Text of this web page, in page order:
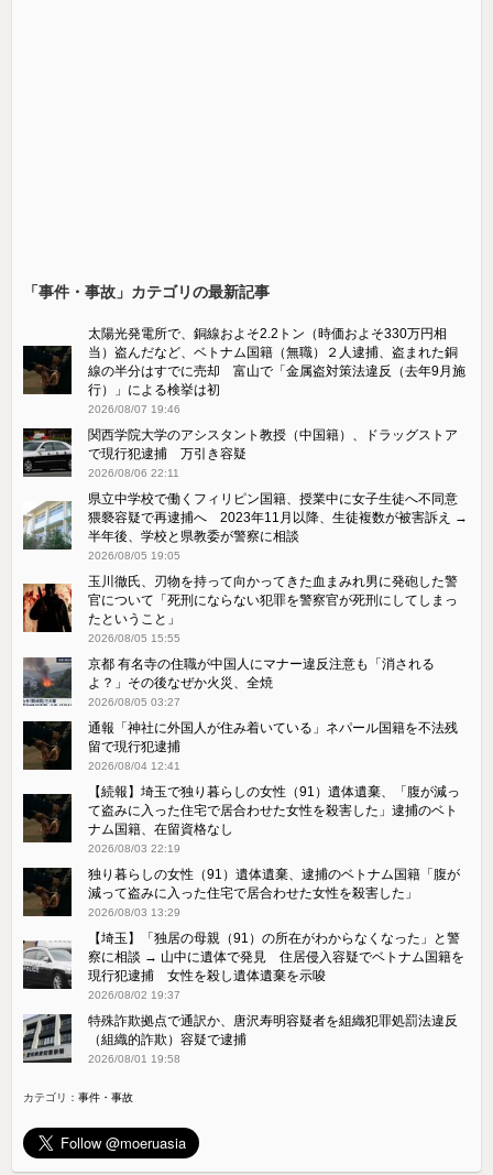
「事件・事故」カテゴリの最新記事
太陽光発電所で、銅線およそ2.2トン（時価およそ330万円相
当）盗んだなど、ベトナム国籍（無職）２人逮捕、盗まれた銅
線の半分はすでに売却 富山で「金属盗対策法違反（去年9月施
行）」による検挙は初
2026/08/07 19:46
関西学院大学のアシスタント教授（中国籍）、ドラッグストア
で現行犯逮捕 万引き容疑
2026/08/06 22:11
県立中学校で働くフィリピン国籍、授業中に女子生徒へ不同意
猥褻容疑で再逮捕へ 2023年11月以降、生徒複数が被害訴え →
半年後、学校と県教委が警察に相談
2026/08/05 19:05
玉川徹氏、刃物を持って向かってきた血まみれ男に発砲した警
官について「死刑にならない犯罪を警察官が死刑にしてしまっ
たということ」
2026/08/05 15:55
京都 有名寺の住職が中国人にマナー違反注意も「消される
よ？」その後なぜか火災、全焼
2026/08/05 03:27
通報「神社に外国人が住み着いている」ネパール国籍を不法残
留で現行犯逮捕
2026/08/04 12:41
【続報】埼玉で独り暮らしの女性（91）遺体遺棄、「腹が減っ
て盗みに入った住宅で居合わせた女性を殺害した」逮捕のベト
ナム国籍、在留資格なし
2026/08/03 22:19
独り暮らしの女性（91）遺体遺棄、逮捕のベトナム国籍「腹が
減って盗みに入った住宅で居合わせた女性を殺害した」
2026/08/03 13:29
【埼玉】「独居の母親（91）の所在がわからなくなった」と警
察に相談 → 山中に遺体で発見 住居侵入容疑でベトナム国籍を
現行犯逮捕 女性を殺し遺体遺棄を示唆
2026/08/02 19:37
特殊詐欺拠点で通訳か、唐沢寿明容疑者を組織犯罪処罰法違反
（組織的詐欺）容疑で逮捕
2026/08/01 19:58
カテゴリ：事件・事故